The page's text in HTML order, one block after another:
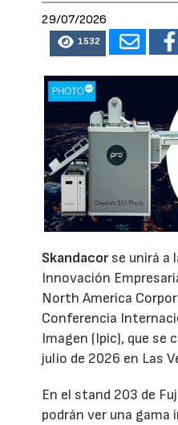
29/07/2026
1532
Skandacorse unirá a
Innovación
North America
Conferencia
Imagen (Ipic), que se
julio de 2026 en Las
En el stand 203 de
podrán ver una gama